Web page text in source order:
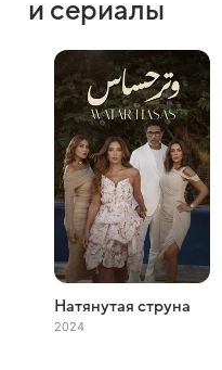
и сериалы
Натянутая струна
2024